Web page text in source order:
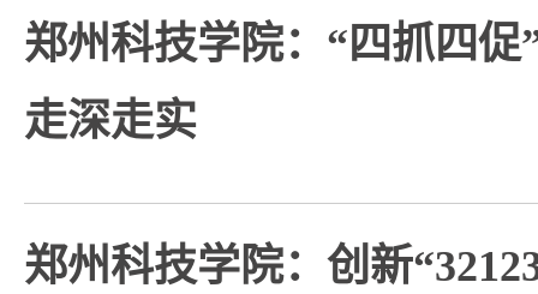
郑州科技学院：“四抓四促
走深走实
郑州科技学院：创新